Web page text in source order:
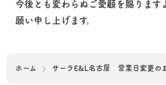
今後とも変わらぬご愛顧を賜ります
願い申し上げます。
ホーム サーラE&L名古屋 営業日変更の